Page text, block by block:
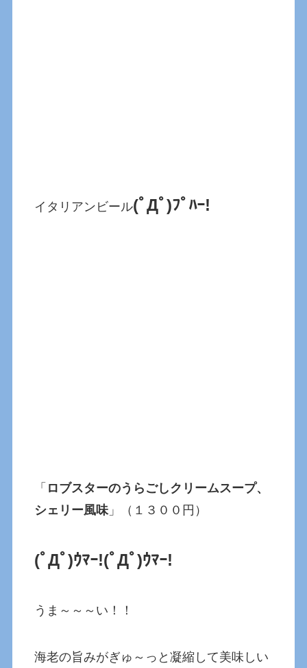
イタリアンビール(ﾟДﾟ)ﾌﾟﾊｰ!
「 ロブスターのうらごしクリームスープ、
シェリー風味 」（１３００円）
(ﾟДﾟ)ｳﾏｰ!(ﾟДﾟ)ｳﾏｰ!
うま～～～い！！
海老の旨みがぎゅ～っと凝縮して美味しい